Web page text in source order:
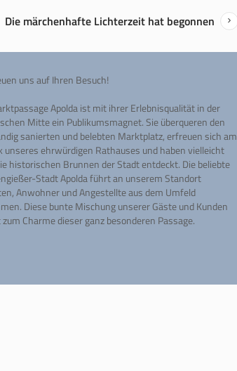
Die märchenhafte Lichterzeit hat begonnen
uns auf Ihren Besuch!
Apolda ist mit ihrer Erlebnisqualität in der
Mitte ein Publikumsmagnet. Sie überqueren den
sanierten und belebten Marktplatz, erfreuen sich am
unseres ehrwürdigen Rathauses und haben vielleicht
historischen Brunnen der Stadt entdeckt. Die beliebte
Stadt Apolda führt an unserem Standort
Anwohner und Angestellte aus dem Umfeld
Diese bunte Mischung unserer Gäste und Kunden
Charme dieser ganz besonderen Passage.